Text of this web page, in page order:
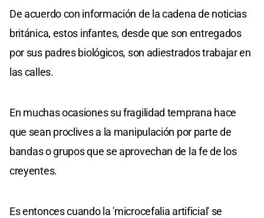
De acuerdo con información de la cadena de noticias
británica, estos infantes, desde que son entregados
por sus padres biológicos, son adiestrados trabajar en
las calles.
En muchas ocasiones su fragilidad temprana hace
que sean proclives a la manipulación por parte de
bandas o grupos que se aprovechan de la fe de los
creyentes.
Es entonces cuando la 'microcefalia artificial' se